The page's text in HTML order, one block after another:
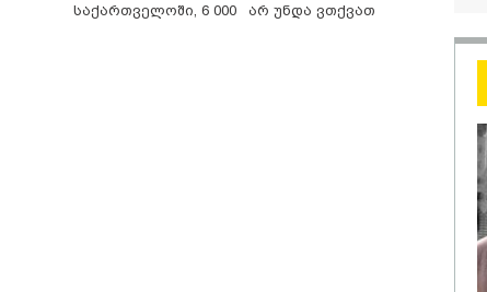
13:24 / 07-08-2026
თქვენზე
მებრძოლის
ვატირე!" - რას
გიორგი
პროკურატურის
განცხადების
საქართველოში, 6 000
არ უნდა ვთქვათ